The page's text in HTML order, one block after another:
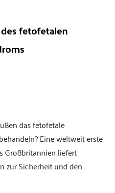
fetofetalen
das fetofetale
Eine weltweit erste
Großbritannien liefert
zur Sicherheit und den